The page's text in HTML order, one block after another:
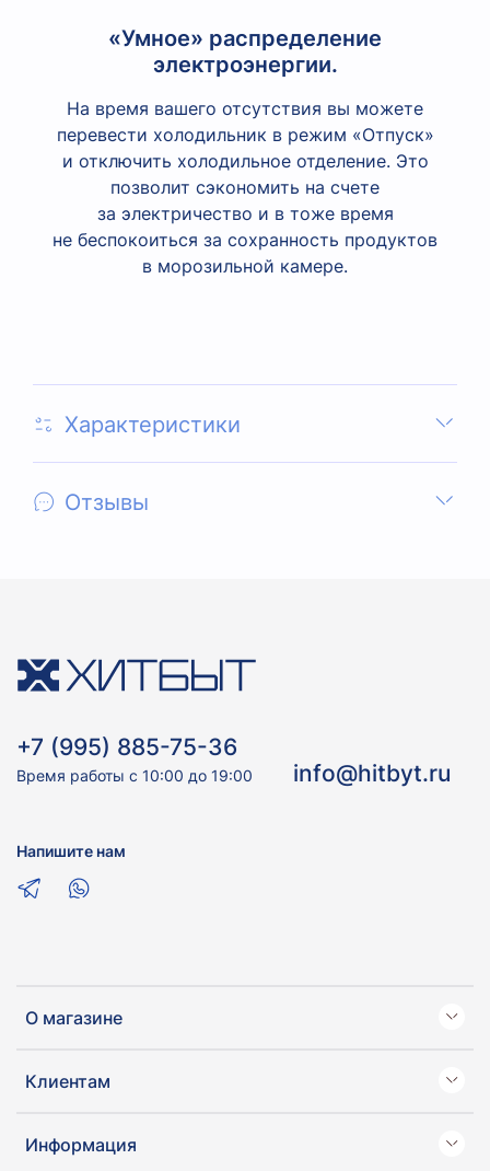
«Умное» распределение
электроэнергии.
На время вашего отсутствия вы можете
перевести холодильник в режим «Отпуск»
и отключить холодильное отделение. Это
позволит сэкономить на счете
за электричество и в тоже время
не беспокоиться за сохранность продуктов
в морозильной камере.
Характеристики
Отзывы
О магазине
Клиентам
Информация
+7 (995) 885-75-36
Время работы с 10:00 до 19:00 info@hitbyt.ru
Напишите нам